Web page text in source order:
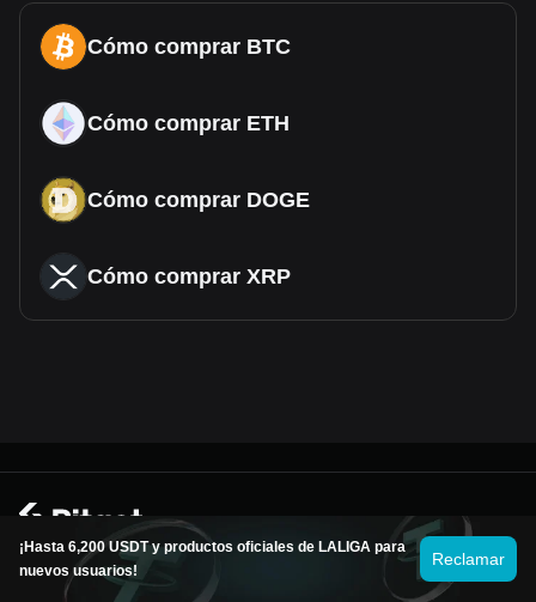
Cómo comprar BTC
Cómo comprar ETH
Cómo comprar DOGE
Cómo comprar XRP
¡Hasta 6,200 USDT y productos oficiales de LALIGA para
nuevos usuarios!
Reclamar
© 2026 Bitget